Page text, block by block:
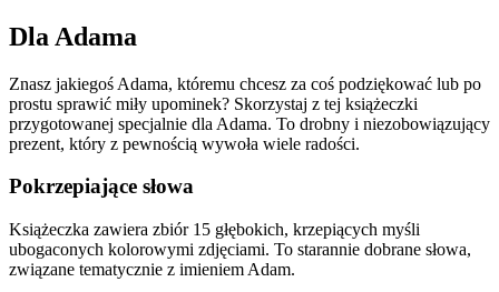
Dla Adama
Znasz jakiegoś Adama, któremu chcesz za coś podziękować lub po
prostu sprawić miły upominek? Skorzystaj z tej książeczki
przygotowanej specjalnie dla Adama. To drobny i niezobowiązujący
prezent, który z pewnością wywoła wiele radości.
Pokrzepiające słowa
Książeczka zawiera zbiór 15 głębokich, krzepiących myśli
ubogaconych kolorowymi zdjęciami. To starannie dobrane słowa,
związane tematycznie z imieniem Adam.